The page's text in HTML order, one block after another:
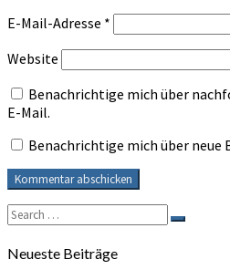
E-Mail-Adresse *
Website
Benachrichtige mich über
E-Mail.
Benachrichtige mich über neue
Search
for:
Search
Neueste Beiträge